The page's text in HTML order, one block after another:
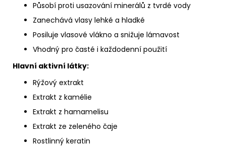
Působí proti usazování minerálů z tvrdé vody
Zanechává vlasy lehké a hladké
Posiluje vlasové vlákno a snižuje lámavost
Vhodný pro časté i každodenní použití
Hlavní aktivní látky:
Rýžový extrakt
Extrakt z kamélie
Extrakt z hamamelisu
Extrakt ze zeleného čaje
Rostlinný keratin